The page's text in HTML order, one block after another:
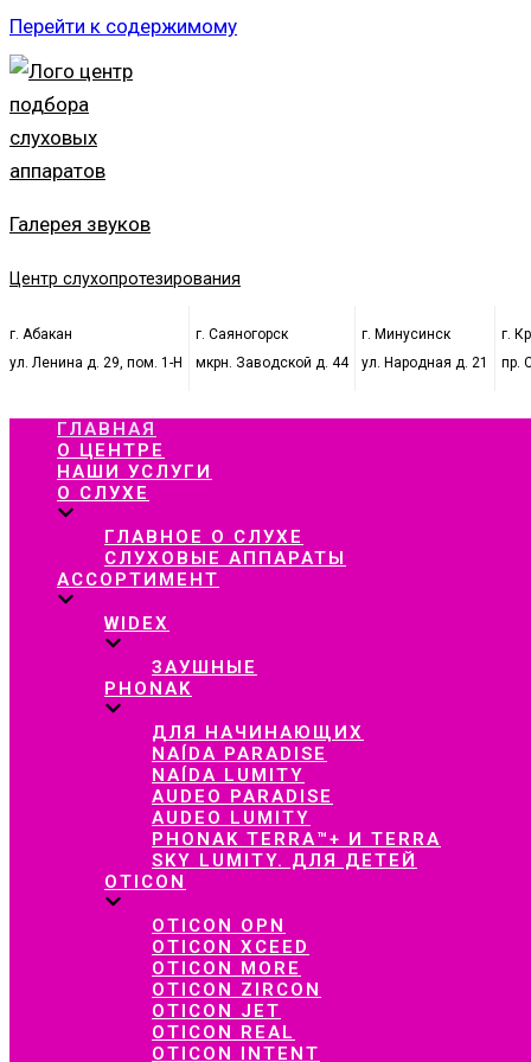
Перейти к содержимому
Галерея звуков
Центр слухопротезирования
г. Абакан
ул. Ленина д. 29, пом. 1-Н
г. Саяногорск
мкрн. Заводской д. 44
г. Минусинск
ул. Народная д. 21
г.
пр.
ГЛАВНАЯ
О ЦЕНТРЕ
НАШИ УСЛУГИ
О СЛУХЕ
ГЛАВНОЕ О СЛУХЕ
СЛУХОВЫЕ АППАРАТЫ
АССОРТИМЕНТ
WIDEX
ЗАУШНЫЕ
PHONAK
ДЛЯ НАЧИНАЮЩИХ
NAÍDA PARADISE
NAÍDA LUMITY
AUDEO PARADISE
AUDEO LUMITY
PHONAK TERRA™+ И TERRA
SKY LUMITY. ДЛЯ ДЕТЕЙ
OTICON
OTICON OPN
OTICON XCEED
OTICON MORE
OTICON ZIRCON
OTICON JET
OTICON REAL
OTICON INTENT